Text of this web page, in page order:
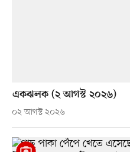
একঝলক (২ আগস্ট ২০২৬)
০২ আগস্ট ২০২৬